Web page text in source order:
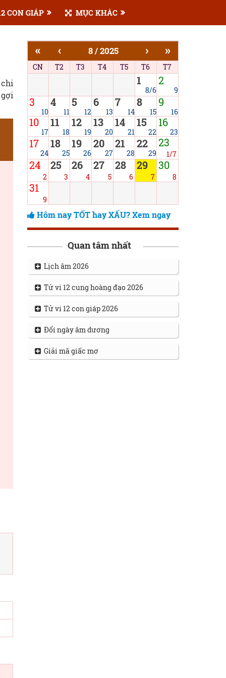
CON GIÁP MỤC KHÁC
« ‹ 8 / 2025 › »
CN T2 T3 T4 T5 T6 T7
1
8/6
2
9
3
10
4
11
5
12
6
13
7
14
8
15
9
16
10
17
11
18
12
19
13
20
14
21
15
22
16
23
17
24
18
25
19
26
20
27
21
28
22
29
23
1/7
24
2
25
3
26
4
27
5
28
6
29
7
30
8
31
9
Hôm nay TỐT hay XẤU? Xem ngay
Quan tâm nhất
Lịch âm 2026
Tử vi 12 cung hoàng đạo 2026
Tử vi 12 con giáp 2026
Đổi ngày âm dương
Giải mã giấc mơ